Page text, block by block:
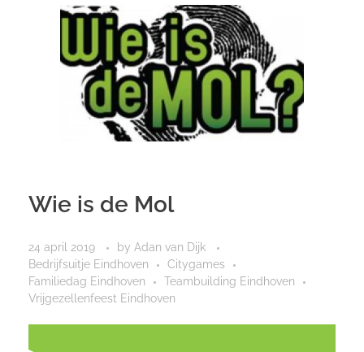
Wie is de Mol
24 april 2019 by Adan van Dijk
Bedrijfsuitje Eindhoven
Citygames
Familiedag Eindhoven
Teambuilding Eindhoven
Vrijgezellenfeest Eindhoven